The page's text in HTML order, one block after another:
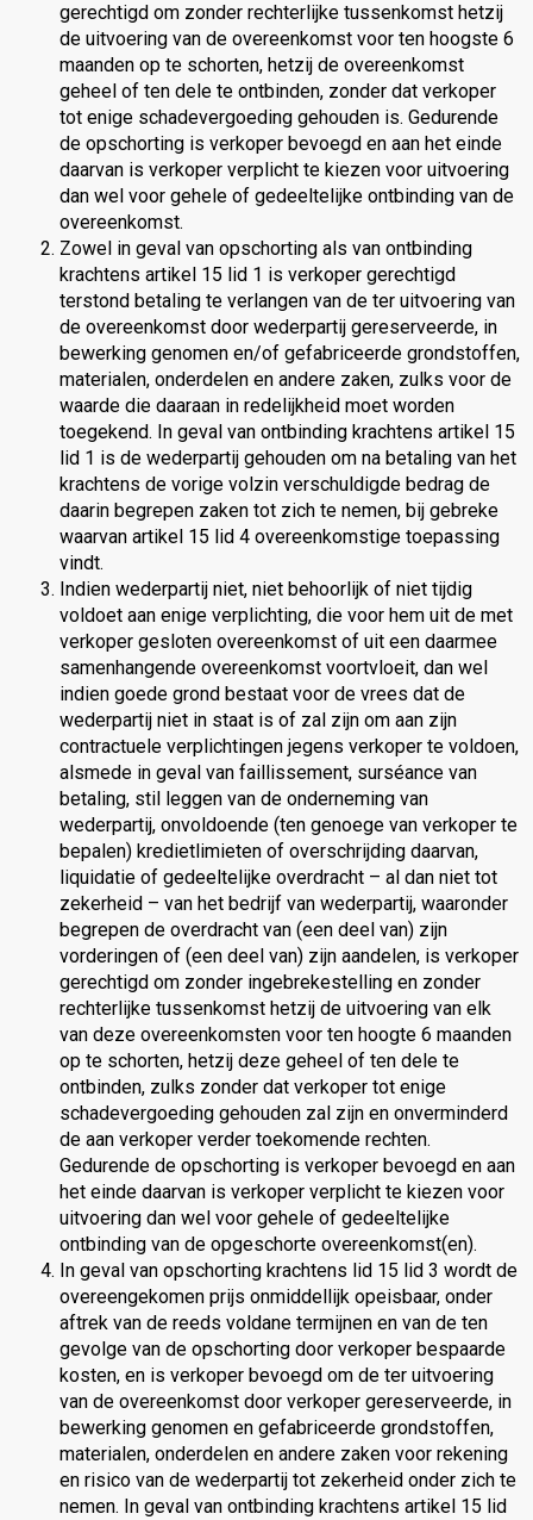
gerechtigd om zonder rechterlijke tussenkomst hetzij
de uitvoering van de overeenkomst voor ten hoogste 6
maanden op te schorten, hetzij de overeenkomst
geheel of ten dele te ontbinden, zonder dat verkoper
tot enige schadevergoeding gehouden is. Gedurende
de opschorting is verkoper bevoegd en aan het einde
daarvan is verkoper verplicht te kiezen voor uitvoering
dan wel voor gehele of gedeeltelijke ontbinding van de
overeenkomst.
Zowel in geval van opschorting als van ontbinding
krachtens artikel 15 lid 1 is verkoper gerechtigd
terstond betaling te verlangen van de ter uitvoering van
de overeenkomst door wederpartij gereserveerde, in
bewerking genomen en/of gefabriceerde grondstoffen,
materialen, onderdelen en andere zaken, zulks voor de
waarde die daaraan in redelijkheid moet worden
toegekend. In geval van ontbinding krachtens artikel 15
lid 1 is de wederpartij gehouden om na betaling van het
krachtens de vorige volzin verschuldigde bedrag de
daarin begrepen zaken tot zich te nemen, bij gebreke
waarvan artikel 15 lid 4 overeenkomstige toepassing
vindt.
Indien wederpartij niet, niet behoorlijk of niet tijdig
voldoet aan enige verplichting, die voor hem uit de met
verkoper gesloten overeenkomst of uit een daarmee
samenhangende overeenkomst voortvloeit, dan wel
indien goede grond bestaat voor de vrees dat de
wederpartij niet in staat is of zal zijn om aan zijn
contractuele verplichtingen jegens verkoper te voldoen,
alsmede in geval van faillissement, surséance van
betaling, stil leggen van de onderneming van
wederpartij, onvoldoende (ten genoege van verkoper te
bepalen) kredietlimieten of overschrijding daarvan,
liquidatie of gedeeltelijke overdracht – al dan niet tot
zekerheid – van het bedrijf van wederpartij, waaronder
begrepen de overdracht van (een deel van) zijn
vorderingen of (een deel van) zijn aandelen, is verkoper
gerechtigd om zonder ingebrekestelling en zonder
rechterlijke tussenkomst hetzij de uitvoering van elk
van deze overeenkomsten voor ten hoogte 6 maanden
op te schorten, hetzij deze geheel of ten dele te
ontbinden, zulks zonder dat verkoper tot enige
schadevergoeding gehouden zal zijn en onverminderd
de aan verkoper verder toekomende rechten.
Gedurende de opschorting is verkoper bevoegd en aan
het einde daarvan is verkoper verplicht te kiezen voor
uitvoering dan wel voor gehele of gedeeltelijke
ontbinding van de opgeschorte overeenkomst(en).
In geval van opschorting krachtens lid 15 lid 3 wordt de
overeengekomen prijs onmiddellijk opeisbaar, onder
aftrek van de reeds voldane termijnen en van de ten
gevolge van de opschorting door verkoper bespaarde
kosten, en is verkoper bevoegd om de ter uitvoering
van de overeenkomst door verkoper gereserveerde, in
bewerking genomen en gefabriceerde grondstoffen,
materialen, onderdelen en andere zaken voor rekening
en risico van de wederpartij tot zekerheid onder zich te
nemen. In geval van ontbinding krachtens artikel 15 lid